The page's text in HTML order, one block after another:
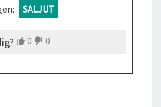
SALJUT
0
0